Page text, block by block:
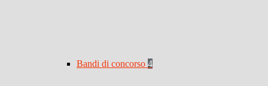
Bandi di concorso 4